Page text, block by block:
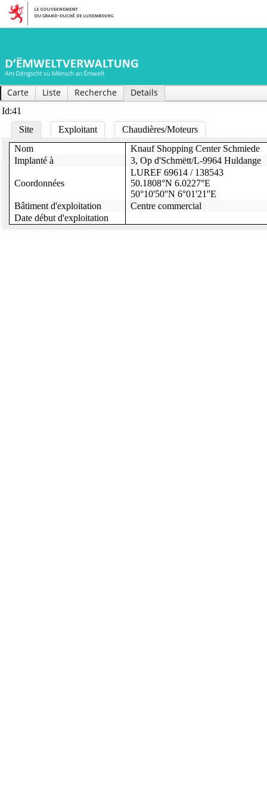
Carte Liste Recherche Details
Id:41
Site
Nom
Knauf Shopping Center Schmiede
Implanté à
3, Op d'Schmëtt/L-9964 Huldange
Coordonnées
LUREF 69614 / 138543
50.1808°N 6.0227°E
50°10'50''N 6°01'21''E
Bâtiment d'exploitation
Centre commercial
Date début d'exploitation
Exploitant
Code Nace
70.1
Secteur d'activité
Commercial
Nom exploitant
Leasinvest Immo Lux S.A.
Adresse exploitant
3, op d'Schmëtt
Chaudières/Moteurs
Puissance thermique chaudière(s)
1150
1150
Heures opératoires chaudière(s)
2716
2200
mazout
Charges moyennes (Bois/Gaz naturel/mazout)
/ / 100
Exemption(s)
Hors service?